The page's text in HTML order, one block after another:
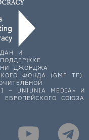
И
ДЖОРДЖА
ФОНДА (GMF TF).
– UNIUNIA MEDIA» И
СОЮЗА